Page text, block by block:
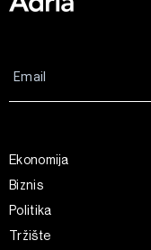
Ekonomija
Biznis
Politika
Tržište